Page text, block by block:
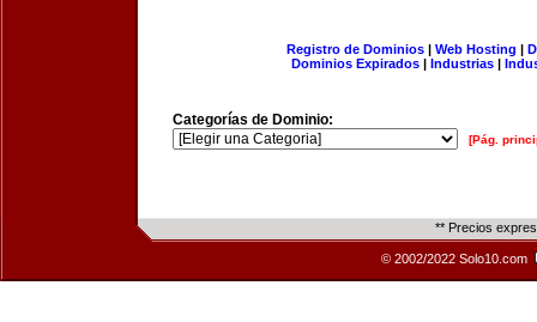
Registro de Dominios| Web Hosting |
Dominios Expirados | Industrias |
Categorías de Dominio:
[Pág.
** Precios
© 2002/2022 Solo10.com